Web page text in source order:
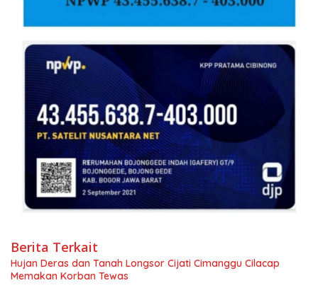
Berita Terkait
Hujan Deras dan Tanah Longsor Cijati Cimanggu Cilacap
Memakan Korban Tewas